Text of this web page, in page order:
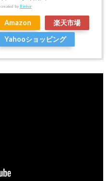
created by Rinker
Amazon
楽天市場
Yahooショッピング